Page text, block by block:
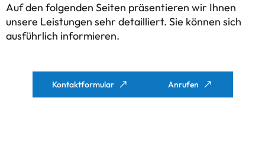
Auf den folgenden Seiten präsentieren wir Ihnen
unsere Leistungen sehr detailliert. Sie können sich
ausführlich informieren.
Kontaktformular Anrufen